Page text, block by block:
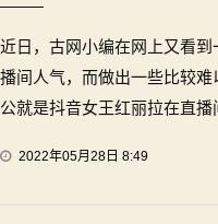
近日，古网小编在网上又看
播间人气，而做出一些比较
公就是抖音女王红丽拉在直播
2022年05月28日 8:49